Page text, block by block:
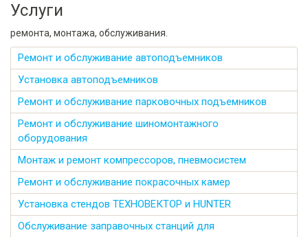
Услуги
ремонта, монтажа, обслуживания.
Ремонт и обслуживание автоподъемников
Установка автоподъемников
Ремонт и обслуживание парковочных подъемников
Ремонт и обслуживание шиномонтажного
оборудования
Монтаж и ремонт компрессоров, пневмосистем
Ремонт и обслуживание покрасочных камер
Установка стендов ТЕХНОВЕКТОР и HUNTER
Обслуживание заправочных станций для